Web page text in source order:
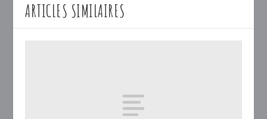
ARTICLES SIMILAIRES